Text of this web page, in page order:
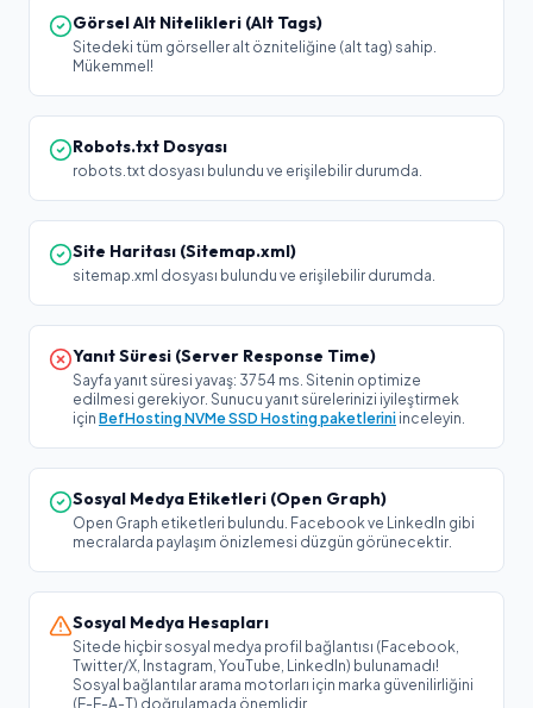
Görsel Alt Nitelikleri (Alt Tags)
Sitedeki tüm görseller alt özniteliğine (alt tag) sahip.
Mükemmel!
Robots.txt Dosyası
robots.txt dosyası bulundu ve erişilebilir durumda.
Site Haritası (Sitemap.xml)
sitemap.xml dosyası bulundu ve erişilebilir durumda.
Yanıt Süresi (Server Response Time)
Sayfa yanıt süresi yavaş: 3754 ms. Sitenin optimize
edilmesi gerekiyor. Sunucu yanıt sürelerinizi iyileştirmek
için BefHosting NVMe SSD Hosting paketlerini inceleyin.
Sosyal Medya Etiketleri (Open Graph)
Open Graph etiketleri bulundu. Facebook ve LinkedIn gibi
mecralarda paylaşım önizlemesi düzgün görünecektir.
Sosyal Medya Hesapları
Sitede hiçbir sosyal medya profil bağlantısı (Facebook,
Twitter/X, Instagram, YouTube, LinkedIn) bulunamadı!
Sosyal bağlantılar arama motorları için marka güvenilirliğini
(E-E-A-T) doğrulamada önemlidir.